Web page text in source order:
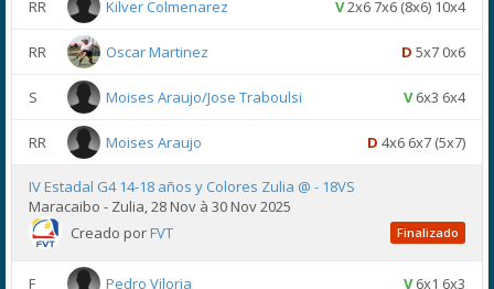
RR Kilver Colmenarez V2x6 7x6 (8x6) 10x4
RR Oscar Martinez D 5x7 0x6
S Moises Araujo/Jose Traboulsi V6x3 6x4
RR Moises Araujo D 4x6 6x7 (5x7)
IV Estadal G4 14-18 años y Colores Zulia @ - 18VS
Maracaibo - Zulia, 28 Nov à 30 Nov 2025
Creado porFVT Finalizado
F Pedro Viloria V6x1 6x3